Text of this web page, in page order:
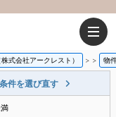
式会社アークレスト） > 物
条件を選び直す